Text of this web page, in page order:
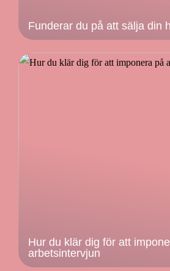
Funderar du på att sälja din
Hur du klär dig för att
arbetsintervjun